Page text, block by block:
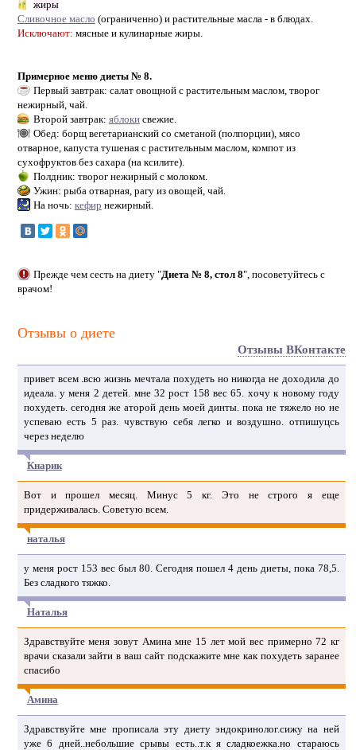
жиры
Сливочное масло (ограниченно) и растительные масла - в блюдах.
Исключают: мясные и кулинарные жиры.
Примерное меню диеты № 8.
Первый завтрак: салат овощной с растительным маслом, творог
нежирный, чай.
Второй завтрак: яблокисвежие.
Обед: борщ вегетарианский со сметаной (полпорции), мясо
отварное, капуста тушеная с растительным маслом, компот из
сухофруктов без сахара (на ксилите).
Полдник: творог нежирный с молоком.
Ужин: рыба отварная, рагу из овощей, чай.
На ночь: кефир нежирный.
Прежде чем сесть на диету "Диета № 8, стол 8", посоветуйтесь с
врачом!
Отзывы о диете
Отзывы ВКонтакте
привет всем .всю жизнь мечтала похудеть но никогда не доходила до
идеала. у меня 2 детей. мне 32 рост 158 вес 65. хочу к новому году
похудеть. сегодня же аторой день моей динты. пока не тяжело но не
успеваю есть 5 раз. чувствую себя легко и воздушно. отпишуцсь
через неделю
Кнарик
Вот и прошел месяц. Минус 5 кг. Это не строго я еще
придерживалась. Советую всем.
наталья
у меня рост 153 вес был 80. Сегодня пошел 4 день диеты, пока 78,5.
Без сладкого тяжко.
Наталья
Здравствуйте меня зовут Амина мне 15 лет мой вес примерно 72 кг
врачи сказали зайти в ваш сайт подскажите мне как похудеть заранее
спасибо
Амина
Здравствуйте мне прописала эту диету эндокринолог.сижу на ней
уже 6 дней..небольшие срывы есть..т.к я сладкоежка.но стараюсь